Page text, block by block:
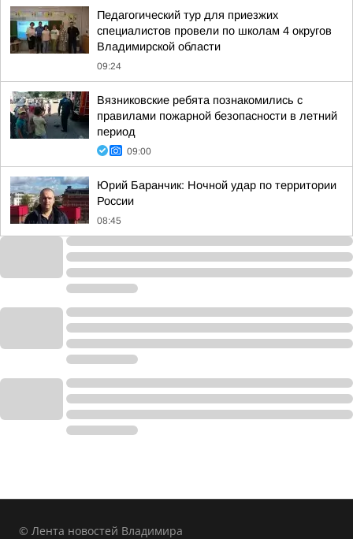
Педагогический тур для приезжих
специалистов провели по школам 4 округов
Владимирской области
09:24
Вязниковские ребята познакомились с
правилами пожарной безопасности в летний
период
09:00
Юрий Баранчик: Ночной удар по территории
России
08:45
© Лента новостей Владимира